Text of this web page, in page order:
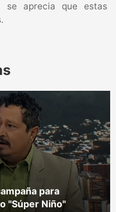
aprecia que estas
para
"Súper Niño"